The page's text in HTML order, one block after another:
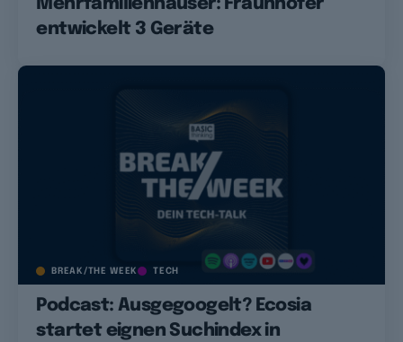
Mehrfamilienhäuser: Fraunhofer
entwickelt 3 Geräte
BREAK/THE WEEK TECH
Podcast: Ausgegoogelt? Ecosia
startet eignen Suchindex in